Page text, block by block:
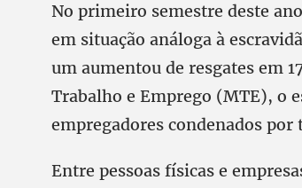
No primeiro semestre deste
em situação análoga à
um aumentou de resgates em
Trabalho e Emprego (MTE), o
empregadores condenados
Entre pessoas físicas e